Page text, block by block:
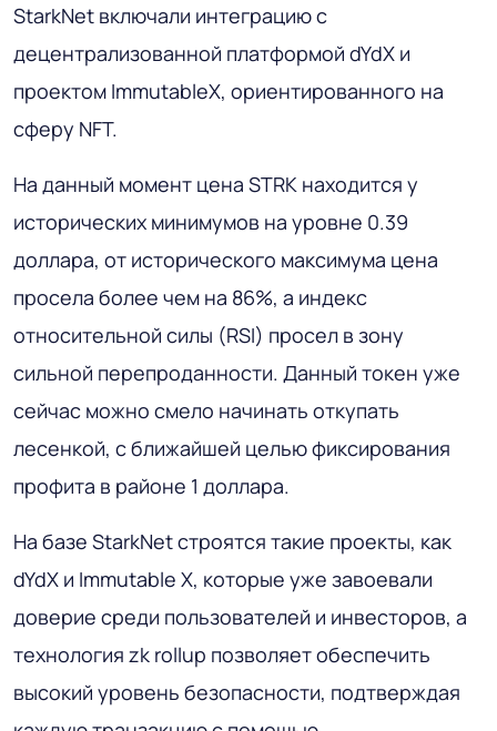
StarkNet включали интеграцию с
децентрализованной платформой dYdX и
проектом ImmutableX, ориентированного на
сферу NFT.
На данный момент цена STRK находится у
исторических минимумов на уровне 0.39
доллара, от исторического максимума цена
просела более чем на 86%, а индекс
относительной силы (RSI) просел в зону
сильной перепроданности. Данный токен уже
сейчас можно смело начинать откупать
лесенкой, с ближайшей целью фиксирования
профита в районе 1 доллара.
На базе StarkNet строятся такие проекты, как
dYdX и Immutable X, которые уже завоевали
доверие среди пользователей и инвесторов, а
технология zk rollup позволяет обеспечить
высокий уровень безопасности, подтверждая